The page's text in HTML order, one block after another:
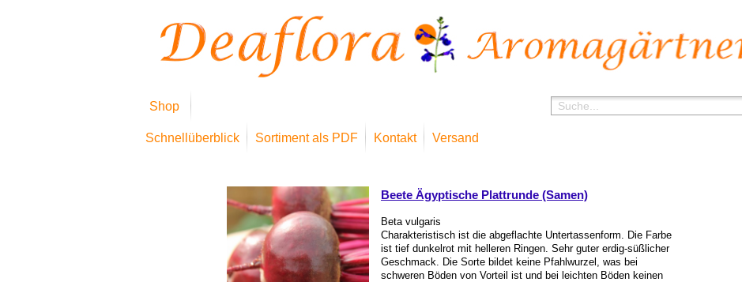
Shop
Schnellüberblick Sortiment als PDF Kontakt Versand
Beete Ägyptische Plattrunde (Samen)
Beta vulgaris
Charakteristisch ist die abgeflachte Untertassenform. Die Farbe
ist tief dunkelrot mit helleren Ringen. Sehr guter erdig-süßlicher
Geschmack. Die Sorte bildet keine Pfahlwurzel, was bei
schweren Böden von Vorteil ist und bei leichten Böden keinen